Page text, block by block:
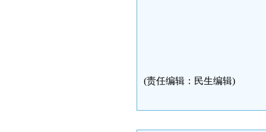
(责任编辑：民生编辑)